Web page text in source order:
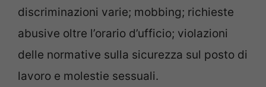
discriminazioni varie; mobbing; richieste
abusive oltre l’orario d’ufficio; violazioni
delle normative sulla sicurezza sul posto di
lavoro e molestie sessuali.